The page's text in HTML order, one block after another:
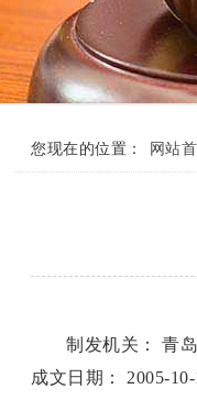
您现在的位置： 网站
制发机关： 青
成文日期： 2005-